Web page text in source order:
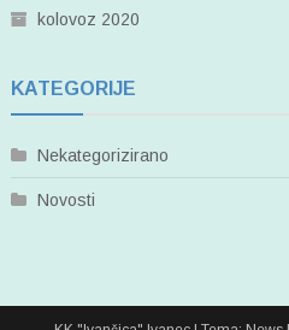
kolovoz 2020
KATEGORIJE
Nekategorizirano
Novosti